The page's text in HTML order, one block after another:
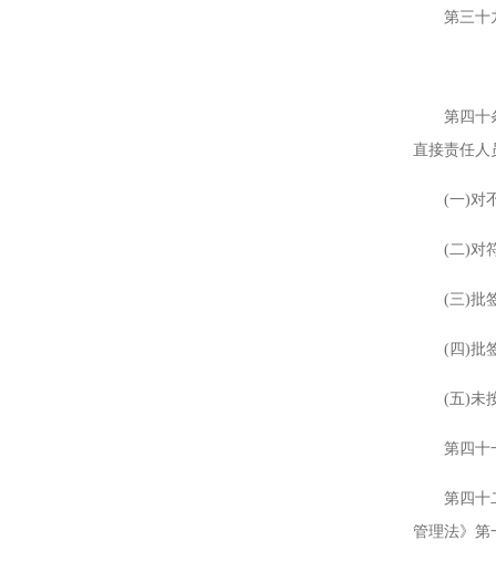
第三十九
第四十条
直接责任人
(一)对不
(二)对符
(三)批签
(四)批签
(五)未按
第四十一
第四十二
管理法》第